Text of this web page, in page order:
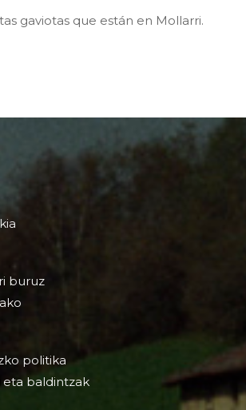
gaviotas que están en Mollarri.
buruz
politika
eta baldintzak